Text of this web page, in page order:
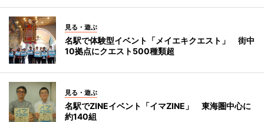
見る・遊ぶ
名駅で体験型イベント「メイエキクエスト」 街中
10拠点にクエスト500種類超
見る・遊ぶ
名駅でZINEイベント「イマZINE」 東海圏中心に
約140組